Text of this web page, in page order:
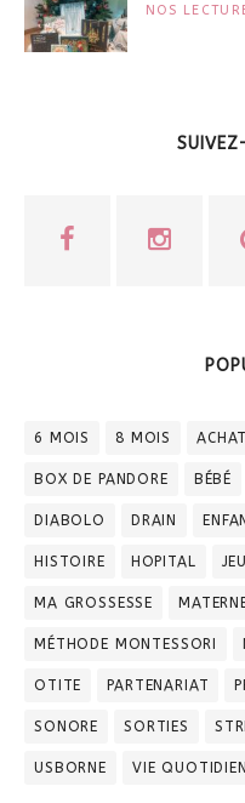
NOS
6 MOIS 8 MOIS
BOX DE PANDORE BÉBÉ
DIABOLO DRAIN
HISTOIRE HOPITAL JEU
MA GROSSESSE
MÉTHODE MONTESSORI
OTITE PARTENARIAT
SONORE SORTIES
USBORNE VIE